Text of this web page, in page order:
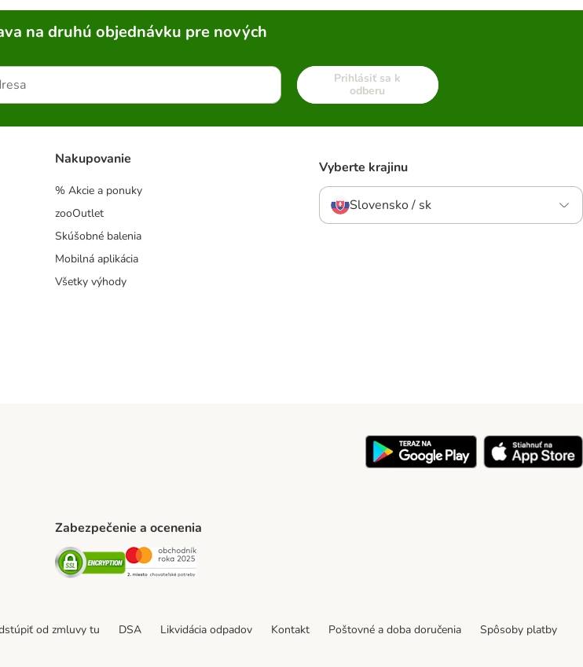
na druhú objednávku pre nových
Prihlásiť sa k
odberu
Nakupovanie
% Akcie a ponuky
zooOutlet
Skúšobné balenia
Mobilná aplikácia
Všetky výhody
Vyberte krajinu
Slovensko / sk
Zabezpečenie a ocenenia
Security Security
od zmluvy tu DSA Likvidácia odpadov Kontakt Poštovné a doba doručenia
Spôsoby platby